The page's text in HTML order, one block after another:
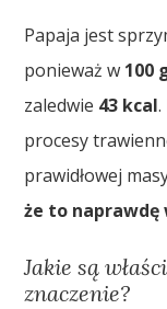
Papaja jest
ponieważ w 100
zaledwie 43 kcal
procesy
prawidłowej
że to naprawdę
Jakie są
znaczenie?